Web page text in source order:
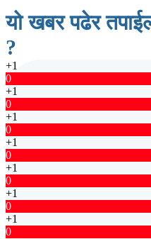
यो खबर पढेर
?
+1
0
+1
0
+1
0
+1
0
+1
0
+1
0
+1
0